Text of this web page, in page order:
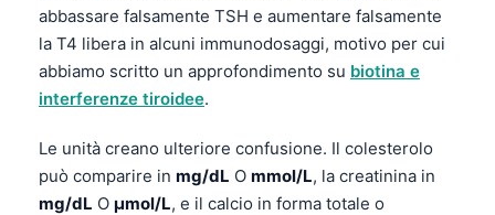
abbassare falsamente TSH e aumentare falsamente
la T4 libera in alcuni immunodosaggi, motivo per cui
abbiamo scritto un approfondimento su biotina e
interferenze tiroidee.
Le unità creano ulteriore confusione. Il colesterolo
può comparire in mg/dL O mmol/L, la creatinina in
mg/dL O µmol/L, e il calcio in forma totale o